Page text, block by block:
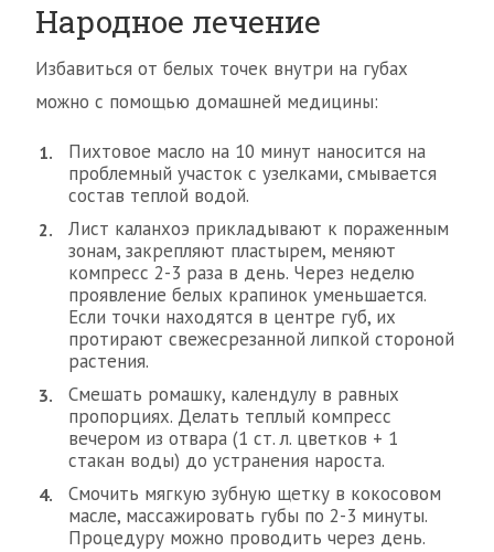
Народное лечение
Избавиться от белых точек внутри на губах
можно с помощью домашней медицины:
Пихтовое масло на 10 минут наносится на
проблемный участок с узелками, смывается
состав теплой водой.
Лист каланхоэ прикладывают к пораженным
зонам, закрепляют пластырем, меняют
компресс 2-3 раза в день. Через неделю
проявление белых крапинок уменьшается.
Если точки находятся в центре губ, их
протирают свежесрезанной липкой стороной
растения.
Смешать ромашку, календулу в равных
пропорциях. Делать теплый компресс
вечером из отвара (1 ст. л. цветков + 1
стакан воды) до устранения нароста.
Смочить мягкую зубную щетку в кокосовом
масле, массажировать губы по 2-3 минуты.
Процедуру можно проводить через день.